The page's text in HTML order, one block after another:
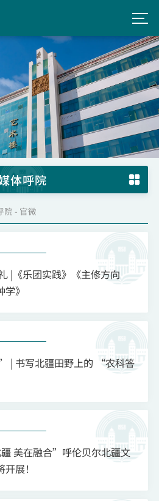
体呼院
院 - 官微
|《乐团实践》《主修方向
》
| 书写北疆田野上的 “农科答
美在融合”呼伦贝尔北疆文
展！